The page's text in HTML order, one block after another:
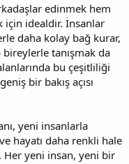
edinmek hem
için idealdir. İnsanlar
daha kolay bağ kurar,
bireylerle tanışmak da
bu çeşitliliği
bir bakış açısı
yeni insanlarla
hayatı daha renkli hale
yeni insan, yeni bir